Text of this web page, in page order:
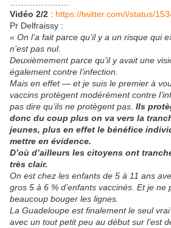
Vidéo 2/2 : https://twitter.com/i/status/
Pr Delfraissy :
« On l’a fait parce qu’il y a un risque qui
n’est pas nul.
Deuxièmement parce qu’il y avait une
également contre l’infection.
Mais en effet — et je suis le premier à
vaccins protègent modérément contre
pas dire qu’ils ne protègent pas. Ils
donc du coup plus on va vers la
jeunes, plus en effet le bénéfice
mettre en évidence.
D’où d’ailleurs les citoyens ont
très clair.
On est chez les enfants de 5 à 11 ans
gros 5 à 6 % d’enfants vaccinés Et je ne
beaucoup bouger les lignes.
La Guadeloupe est finalement le seul
avec un tout petit peu au début sur l’est